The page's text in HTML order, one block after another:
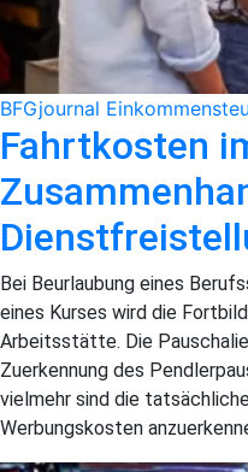
BFGjournal
Fahrtkosten
Bei Beurlaubung eines
eines Kurses wird die
Arbeitsstätte. Die
Zuerkennung des
vielmehr sind die
Werbungskosten